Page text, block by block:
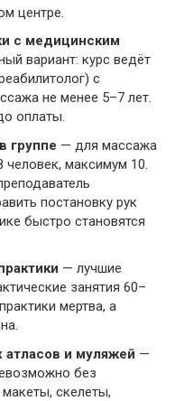
центре.
с медицинским
вариант: курс ведёт
с
не менее 5–7 лет.
оплаты.
группе — для массажа
человек, максимум 10.
постановку рук
быстро становятся
— лучшие
занятия 60–
мертва, а
атласов и муляжей —
без
скелеты,